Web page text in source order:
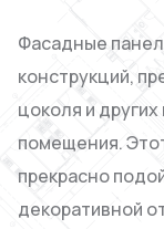
Фасадные
конструкций,
цоколя и
помещения.
прекрасно
декоративной